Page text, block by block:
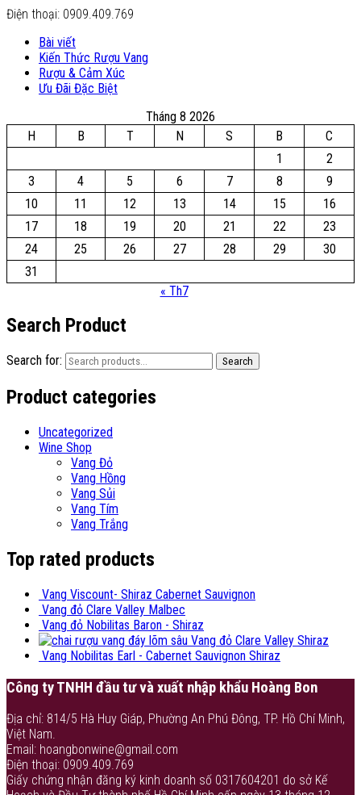
Điện thoại: 0909.409.769
Bài viết
Kiến Thức Rượu Vang
Rượu & Cảm Xúc
Ưu Đãi Đặc Biệt
Tháng 8 2026
H
B T N S B
C
1
2
3
4 5 6 7 8
9
10
11 12 13 14 15
16
17
18 19 20 21 22
23
24
25 26 27 28 29
30
31
« Th7
Search Product
Search for: Search
Product categories
Uncategorized
Wine Shop
Vang Đỏ
Vang Hồng
Vang Sủi
Vang Tím
Vang Trắng
Top rated products
Vang Viscount- Shiraz Cabernet Sauvignon
Vang đỏ Clare Valley Malbec
Vang đỏ Nobilitas Baron - Shiraz
Vang đỏ Clare Valley Shiraz
Vang Nobilitas Earl - Cabernet Sauvignon Shiraz
Công ty TNHH đầu tư và xuất nhập khẩu Hoàng Bon
Địa chỉ: 814/5 Hà Huy Giáp, Phường An Phú Đông, TP. Hồ Chí Minh,
Việt Nam.
Email: hoangbonwine@gmail.com
Điện thoại: 0909.409.769
Giấy chứng nhận đăng ký kinh doanh số 0317604201 do sở Kế